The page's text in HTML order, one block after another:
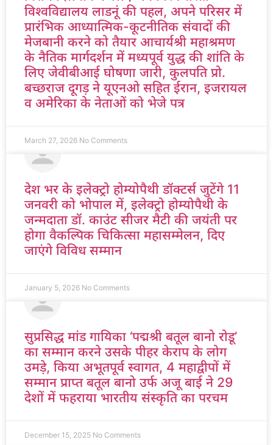
विश्वविद्यालय लाडनूं की पहल, अपने परिसर में
प्रारंभिक आध्यात्मिक-कूटनीतिक संवादों की
मेजबानी करने को तैयार आचार्यश्री महाश्रमण
के नैतिक मार्गदर्शन में मध्यपूर्व युद्ध की शांति के
लिए जेवीबीआई घोषणा जारी, कुलपति प्रो.
बच्छराज दूगड़ ने यूएनओ सहित ईरान, इजरायल
व अमेरिका के नेताओं को भेजे पत्र
March 27, 2026 No Comments
देश भर के इलेक्ट्रो होम्योपैथी डॉक्टर्स जुटेंगे 11
जनवरी को भोपाल में, इलेक्ट्रो होम्योपैथी के
जन्मदाता डॉ. काउंट सीजर मैटी की जयंती पर
होगा वैकल्पिक चिकित्सा महासम्मेलन, दिए
जाएंगे विविध सम्मान
January 5, 2026 No Comments
सुप्रसिद्ध मांड गायिका ‘पद्मश्री बतूल बानो रोडू’
का सम्मान करने उसके पीहर केराप के लोग
उमड़े, किया अभूतपूर्व स्वागत, 4 महाद्वीपों में
सम्मान प्राप्त बतूल बानो उर्फ अजू बाई ने 29
देशों में फहराया भारतीय संस्कृति का परचम
December 15, 2025 No Comments